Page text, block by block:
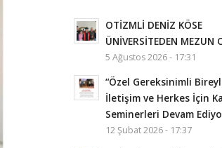
OTİZMLİ DENİZ KÖSE
ÜNİVERSİTEDEN MEZUN
5 Ağustos 2026 - 17:31
“Özel Gereksinimli
İletişim ve Herkes İçin
Seminerleri Devam
12 Şubat 2026 - 17:37